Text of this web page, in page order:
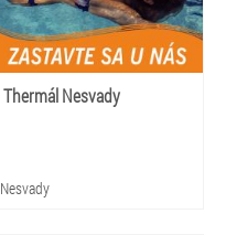
Thermál Nesvady
Nesvady